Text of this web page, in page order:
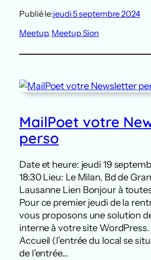
Publié le:jeudi 5 septembre 2024
Meetup, Meetup Sion
MailPoet votre
perso
Date et heure: jeudi 19
18:30 Lieu: Le Milan, Bd de
Lausanne Lien Bonjour à
Pour ce premier jeudi de la
vous proposons une solution
interne à votre site WordPress.
Accueil (l’entrée du local se
de l’entrée…